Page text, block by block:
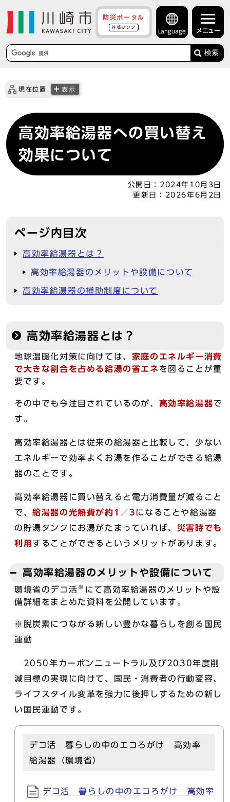
防災ポータル
外部リンク
Language メニュー
検索
現在位置 表示
高効率給湯器への買い替え
効果について
公開日： 2024年10月3日
更新日：
2026年6月2日
ページ内目次
高効率給湯器とは？
高効率給湯器のメリットや設備について
高効率給湯器の補助制度について
高効率給湯器とは？
地球温暖化対策に向けては、 家庭のエネルギー消費
で大きな割合を占める給湯の省エネ を図ることが重
要です。
その中でも今注目されているのが、 高効率給湯器で
す。
高効率給湯器とは従来の給湯器と比較して、少ない
エネルギーで効率よくお湯を作ることができる給湯
器のことです。
高効率給湯器に買い替えると電力消費量が減ること
で、給湯器の光熱費が約1／3 になることや給湯器
の貯湯タンクにお湯がたまっていれば、 災害時でも
利用 することができるというメリットがあります。
高効率給湯器のメリットや設備について
環境省のデコ活 ※ にて高効率給湯器のメリットや設
備詳細をまとめた資料を公開しています。
※脱炭素につながる新しい豊かな暮らしを創る国民
運動
2050年カーボンニュートラル及び2030年度削
減目標の実現に向けて、国民・消費者の行動変容、
ライフスタイル変革を強力に後押しするための新し
い国民運動です。
デコ活 暮らしの中のエコろがけ 高効率
給湯器（環境省）
デコ活 暮らしの中のエコろがけ 高効率